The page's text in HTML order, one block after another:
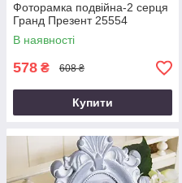
Фоторамка подвійна-2 серця
Гранд Презент 25554
В наявності
578 ₴ 608 ₴
Купити